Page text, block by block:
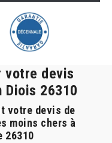
votre devis
Diois 26310
votre devis de
moins chers à
26310